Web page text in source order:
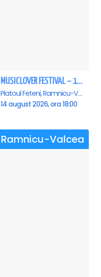
MUSICLOVER FESTIVAL – 14 August – Puya, Johny Romano, Shift, Badd G, DJ Matei & Bogdanov
Platoul Feteni, Ramnicu-Valcea
14 august 2026, ora 18:00
Ramnicu-Valcea